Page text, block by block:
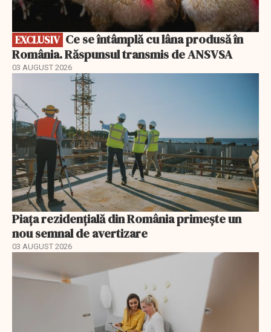
EXCLUSIV
România. Răspunsul transmis de ANSVSA
03 AUGUST 2026
Piața rezidențială din România primește un
nou semnal de avertizare
03 AUGUST 2026